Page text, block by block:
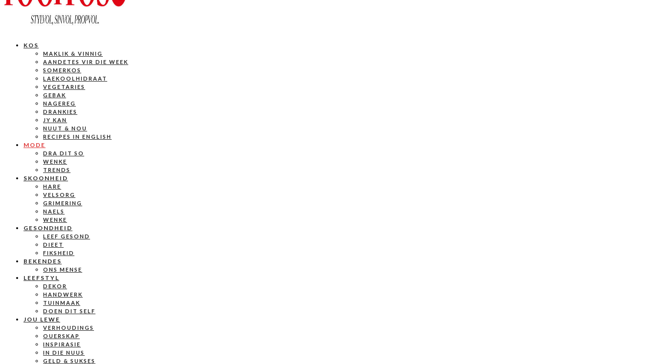
KOS
MAKLIK & VINNIG
AANDETES VIR DIE WEEK
SOMERKOS
LAEKOOLHIDRAAT
VEGETARIES
GEBAK
NAGEREG
DRANKIES
JY KAN
NUUT & NOU
RECIPES IN ENGLISH
MODE
DRA DIT SO
WENKE
TRENDS
SKOONHEID
HARE
VELSORG
GRIMERING
NAELS
WENKE
GESONDHEID
LEEF GESOND
DIEET
FIKSHEID
BEKENDES
ONS MENSE
LEEFSTYL
DEKOR
HANDWERK
TUINMAAK
DOEN DIT SELF
JOU LEWE
VERHOUDINGS
OUERSKAP
INSPIRASIE
IN DIE NUUS
GELD & SUKSES